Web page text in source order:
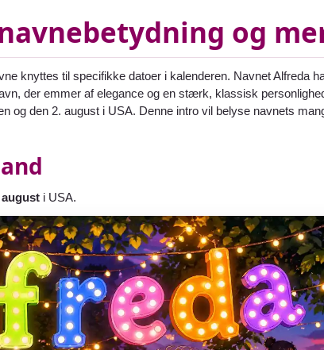
og
knyttes til specifikke datoer i kalenderen. Navnet Alfreda
der emmer af elegance og en stærk, klassisk
og den 2. august i USA. Denne intro vil belyse navnets
august i USA.